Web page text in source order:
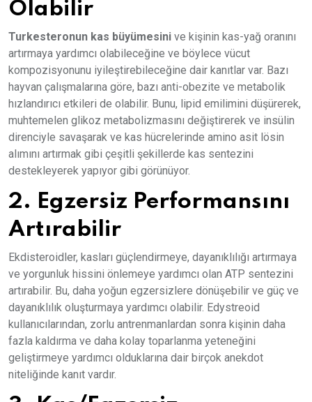
Olabilir
Turkesteronun kas büyümesini ve kişinin kas-yağ oranını
artırmaya yardımcı olabileceğine ve böylece vücut
kompozisyonunu iyileştirebileceğine dair kanıtlar var. Bazı
hayvan çalışmalarına göre, bazı anti-obezite ve metabolik
hızlandırıcı etkileri de olabilir. Bunu, lipid emilimini düşürerek,
muhtemelen glikoz metabolizmasını değiştirerek ve insülin
direnciyle savaşarak ve kas hücrelerinde amino asit lösin
alımını artırmak gibi çeşitli şekillerde kas sentezini
destekleyerek yapıyor gibi görünüyor.
2. Egzersiz Performansını
Artırabilir
Ekdisteroidler, kasları güçlendirmeye, dayanıklılığı artırmaya
ve yorgunluk hissini önlemeye yardımcı olan ATP sentezini
artırabilir. Bu, daha yoğun egzersizlere dönüşebilir ve güç ve
dayanıklılık oluşturmaya yardımcı olabilir. Edystreoid
kullanıcılarından, zorlu antrenmanlardan sonra kişinin daha
fazla kaldırma ve daha kolay toparlanma yeteneğini
geliştirmeye yardımcı olduklarına dair birçok anekdot
niteliğinde kanıt vardır.